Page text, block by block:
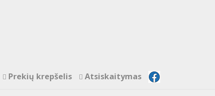
Prekių krepšelis Atsiskaitymas